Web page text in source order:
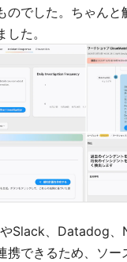
のでした。ちゃんと
た。
Slack、Datadog、
携できるため、ソー